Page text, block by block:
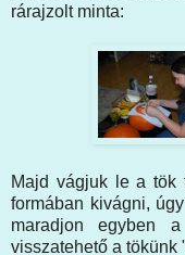
rárajzolt minta:
Majd vágjuk le a tök
formában kivágni,
maradjon egyben
visszatehető a tökünk